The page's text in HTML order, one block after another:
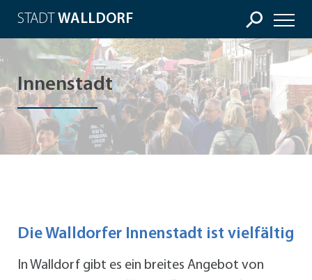
STADT WALLDORF
Innenstadt
Die Walldorfer Innenstadt ist vielfältig
In Walldorf gibt es ein breites Angebot von